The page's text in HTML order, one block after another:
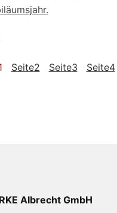
Seite2 Seite3 Seite4
Albrecht GmbH